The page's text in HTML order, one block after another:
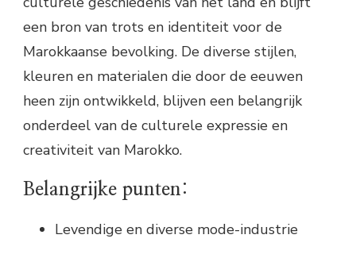
een bron van trots en identiteit voor de
Marokkaanse bevolking. De diverse stijlen,
kleuren en materialen die door de eeuwen
heen zijn ontwikkeld, blijven een belangrijk
onderdeel van de culturele expressie en
creativiteit van Marokko.
Belangrijke punten:
Levendige en diverse mode-industrie